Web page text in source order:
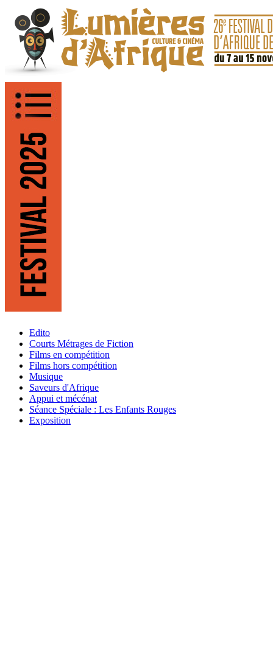
Edito
Courts Métrages de Fiction
Films en compétition
Films hors compétition
Musique
Saveurs d'Afrique
Appui et mécénat
Séance Spéciale : Les Enfants Rouges
Exposition